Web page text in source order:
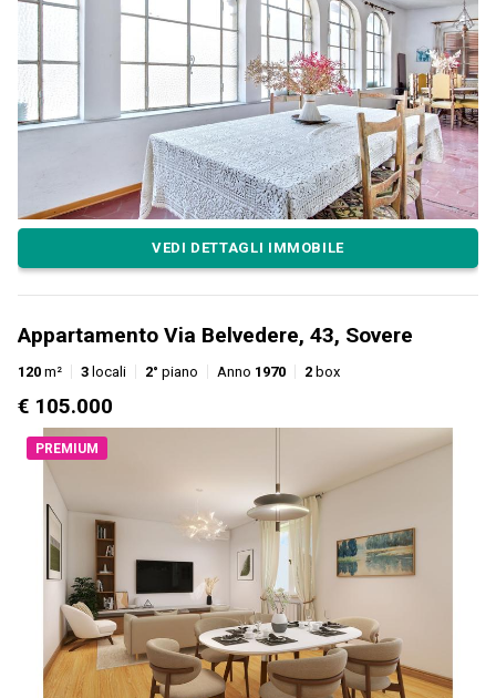
VEDI DETTAGLI IMMOBILE
Appartamento Via Belvedere, 43, Sovere
120 m² 3 locali 2° piano Anno 1970 2 box
€ 105.000
PREMIUM